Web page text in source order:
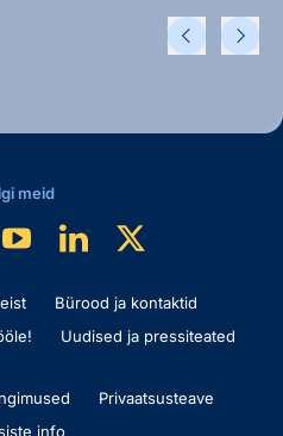
Bürood ja kontaktid
Uudised ja pressiteated
Privaatsusteave
info
meid